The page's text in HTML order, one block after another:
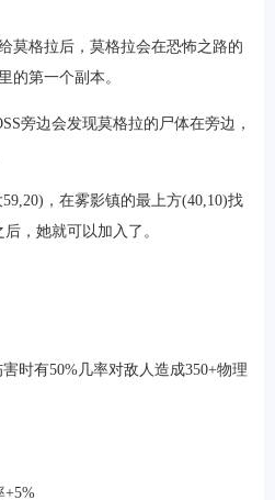
莫格拉后，莫格拉会在恐怖之路的
的第一个副本。
旁边会发现莫格拉的尸体在旁边，
，在雾影镇的最上方(40,10)找
，她就可以加入了。
时有50%几率对敌人造成350+物理
+5%